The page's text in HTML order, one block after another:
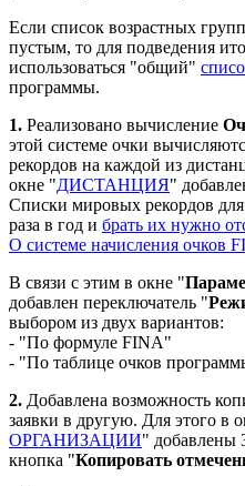
Если список возрастных
пустым, то для подведения
использоваться "общий"
программы.
1. Реализовано вычисление
этой системе очки
рекордов на каждой из
окне "ДИСТАНЦИЯ"
Списки мировых рекордов
раза в год и брать их нужно
О системе начисления очков
В связи с этим в окне "
добавлен переключатель "
выбором из двух вариантов:
- "По формуле FINA"
- "По таблице очков
2. Добавлена возможность
заявки в другую. Для этого в
ОРГАНИЗАЦИИ" добавлены
кнопка "Копировать